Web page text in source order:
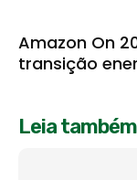
Amazon On
transição
Leia também